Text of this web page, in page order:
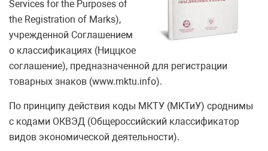
Services for the Purposes of
the Registration of Marks),
учрежденной Соглашением
о классификациях (Ниццкое
соглашение), предназначенной для регистрации
товарных знаков (www.mktu.info).
По принципу действия коды МКТУ (МКТиУ) сроднимы
с кодами ОКВЭД (Общероссийский классификатор
видов экономической деятельности).